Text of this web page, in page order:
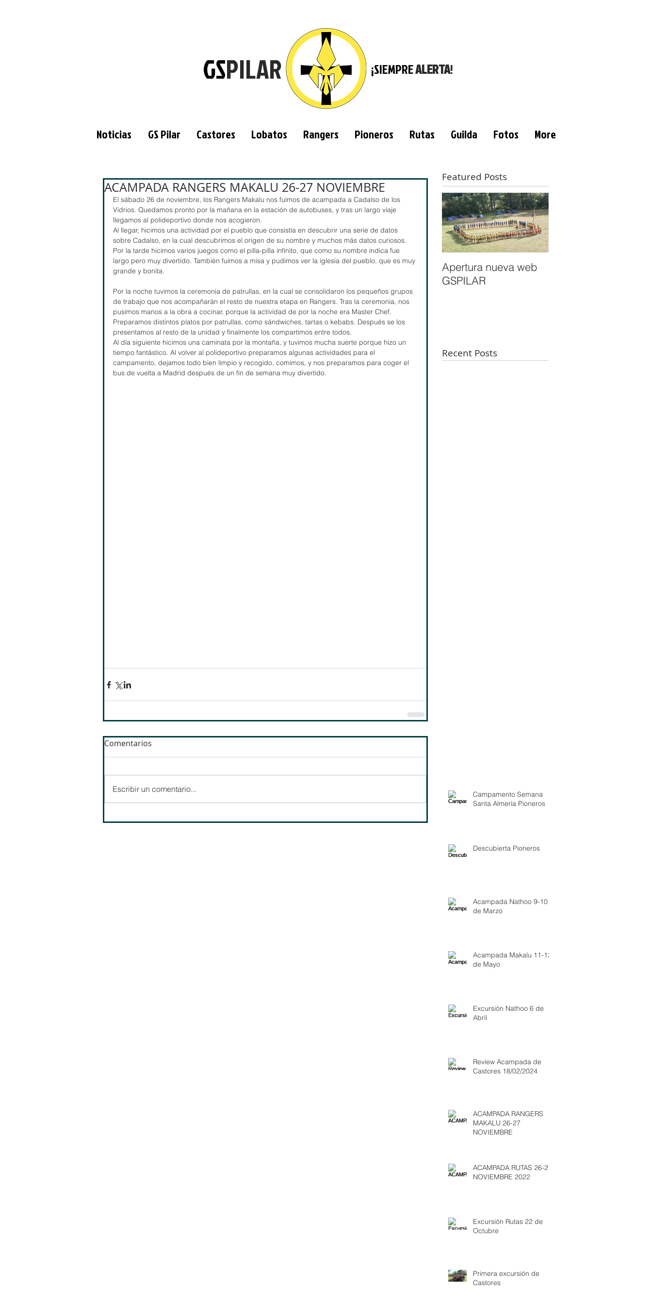
GSPILAR ¡SIEMPREALERTA!
Noticias GS Pilar Castores Lobatos Rangers Pioneros Rutas Guilda Fotos More
ACAMPADA RANGERS MAKALU 26-27 NOVIEMBRE
El sábado 26 de noviembre, los Rangers Makalu nos fuimos de acampada a Cadalso de los
Vidrios. Quedamos pronto por la mañana en la estación de autobuses, y tras un largo viaje
llegamos al polideportivo donde nos acogieron.
Al llegar, hicimos una actividad por el pueblo que consistía en descubrir una serie de datos
sobre Cadalso, en la cual descubrimos el origen de su nombre y muchos más datos curiosos.
Por la tarde hicimos varios juegos como el pilla-pilla infinito, que como su nombre indica fue
largo pero muy divertido. También fuimos a misa y pudimos ver la iglesia del pueblo, que es muy
grande y bonita.
Por la noche tuvimos la ceremonia de patrullas, en la cual se consolidaron los pequeños grupos
de trabajo que nos acompañarán el resto de nuestra etapa en Rangers. Tras la ceremonia, nos
pusimos manos a la obra a cocinar, porque la actividad de por la noche era Master Chef.
Preparamos distintos platos por patrullas, como sándwiches, tartas o kebabs. Después se los
presentamos al resto de la unidad y finalmente los compartimos entre todos.
Al día siguiente hicimos una caminata por la montaña, y tuvimos mucha suerte porque hizo un
tiempo fantástico. Al volver al polideportivo preparamos algunas actividades para el
campamento, dejamos todo bien limpio y recogido, comimos, y nos preparamos para coger el
bus de vuelta a Madrid después de un fin de semana muy divertido.
Comentarios
Escribir un comentario...
Featured Posts
Apertura nueva web
GSPILAR
Recent Posts
Campamento Semana
Santa Almería Pioneros
Descubierta Pioneros
Acampada Nathoo 9-10
de Marzo
Acampada Makalu 11-12
de Mayo
Excursión Nathoo 6 de
Abril
Review Acampada de
Castores 18/02/2024
ACAMPADA RANGERS
MAKALU 26-27
NOVIEMBRE
ACAMPADA RUTAS 26-27
NOVIEMBRE 2022
Excursión Rutas 22 de
Octubre
Primera excursión de
Castores